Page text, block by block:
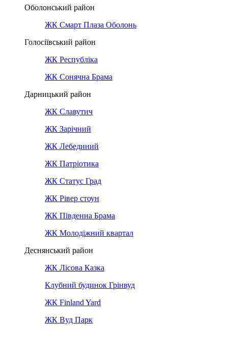
Оболонський район
ЖК Смарт Плаза Оболонь
Голосіївський район
ЖК Республіка
ЖК Сонячна Брама
Дарницький район
ЖК Славутич
ЖК Зарічний
ЖК Лебединий
ЖК Патріотика
ЖК Статус Град
ЖК Рівер стоун
ЖК Південна Брама
ЖК Молодіжний квартал
Деснянський район
ЖК Лісова Казка
Клубний будинок Грінвуд
ЖК Finland Yard
ЖК Вуд Парк